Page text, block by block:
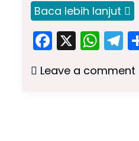
Baca lebih lanjut
F
a
c
X W
h
a
T
el
e
Leave a comment